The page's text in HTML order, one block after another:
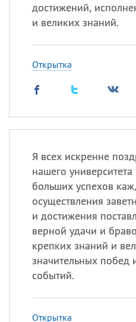
достижений,
и великих знаний.
Открытка
Я всех искренне
нашего
больших успехов
осуществления
и достижения
верной удачи и
крепких знаний и
значительных побед
событий.
Открытка